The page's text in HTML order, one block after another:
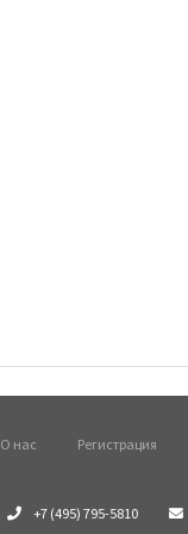
О нас Регистрация
+7 (495) 795-5810